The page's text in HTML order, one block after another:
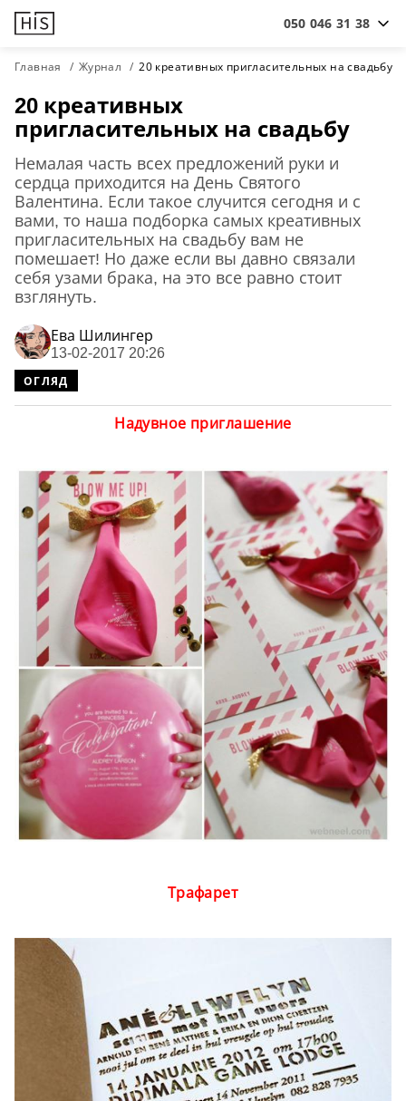
050 046 31 38
Главная Журнал 20 креативных пригласительных на свадьбу
20 креативных
пригласительных на свадьбу
Немалая часть всех предложений руки и
сердца приходится на День Святого
Валентина. Если такое случится сегодня и с
вами, то наша подборка самых креативных
пригласительных на свадьбу вам не
помешает! Но даже если вы давно связали
себя узами брака, на это все равно стоит
взглянуть.
Ева Шилингер
13-02-2017 20:26
ОГЛЯД
Надувное приглашение
Трафарет